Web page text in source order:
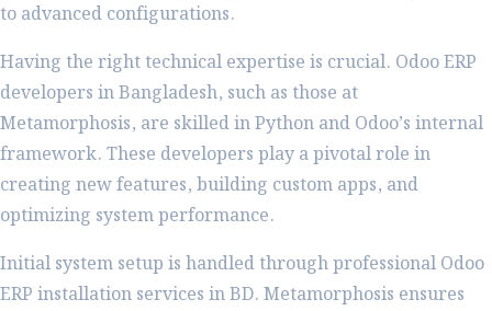
to advanced configurations.
Having the right technical expertise is crucial. Odoo ERP
developers in Bangladesh, such as those at
Metamorphosis, are skilled in Python and Odoo’s internal
framework. These developers play a pivotal role in
creating new features, building custom apps, and
optimizing system performance.
Initial system setup is handled through professional Odoo
ERP installation services in BD. Metamorphosis ensures